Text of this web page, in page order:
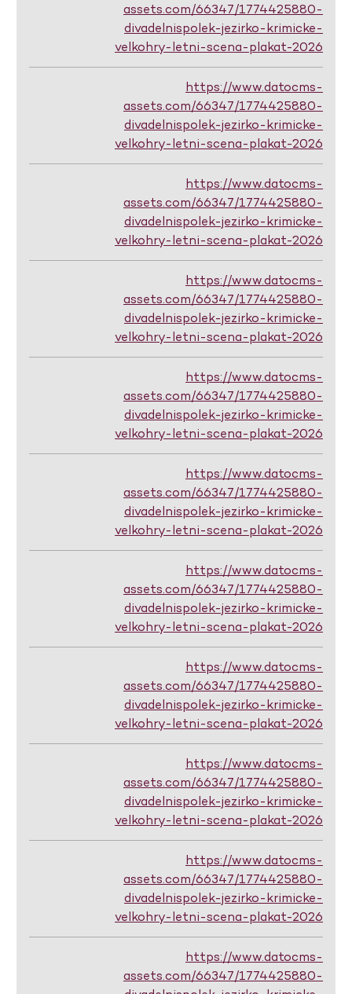
assets.com/66347/1774425880-
divadelnispolek-jezirko-krimicke-
velkohry-letni-scena-plakat-2026
https://www.datocms-
assets.com/66347/1774425880-
divadelnispolek-jezirko-krimicke-
velkohry-letni-scena-plakat-2026
https://www.datocms-
assets.com/66347/1774425880-
divadelnispolek-jezirko-krimicke-
velkohry-letni-scena-plakat-2026
https://www.datocms-
assets.com/66347/1774425880-
divadelnispolek-jezirko-krimicke-
velkohry-letni-scena-plakat-2026
https://www.datocms-
assets.com/66347/1774425880-
divadelnispolek-jezirko-krimicke-
velkohry-letni-scena-plakat-2026
https://www.datocms-
assets.com/66347/1774425880-
divadelnispolek-jezirko-krimicke-
velkohry-letni-scena-plakat-2026
https://www.datocms-
assets.com/66347/1774425880-
divadelnispolek-jezirko-krimicke-
velkohry-letni-scena-plakat-2026
https://www.datocms-
assets.com/66347/1774425880-
divadelnispolek-jezirko-krimicke-
velkohry-letni-scena-plakat-2026
https://www.datocms-
assets.com/66347/1774425880-
divadelnispolek-jezirko-krimicke-
velkohry-letni-scena-plakat-2026
https://www.datocms-
assets.com/66347/1774425880-
divadelnispolek-jezirko-krimicke-
velkohry-letni-scena-plakat-2026
https://www.datocms-
assets.com/66347/1774425880-